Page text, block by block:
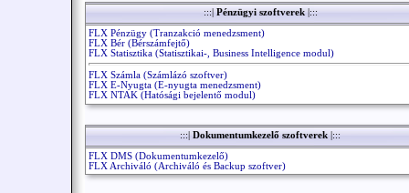
:::| Pénzügyi szoftverek |:::
FLX Pénzügy (Tranzakció menedzsment)
FLX Bér (Bérszámfejtő)
FLX Statisztika (Statisztikai-, Business Intelligence modul)
FLX Számla (Számlázó szoftver)
FLX E-Nyugta (E-nyugta menedzsment)
FLX NTAK (Hatósági bejelentő modul)
:::| Dokumentumkezelő szoftverek |:::
FLX DMS (Dokumentumkezelő)
FLX Archiváló (Archiváló és Backup szoftver)